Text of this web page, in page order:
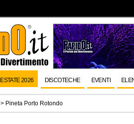
ESTATE 2026 DISCOTECHE EVENTI
> Pineta Porto Rotondo